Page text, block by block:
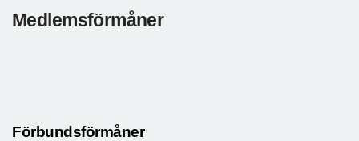
Medlemsförmåner
Förbundsförmåner